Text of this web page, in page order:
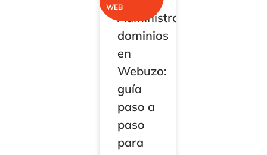
WEB
Administrar
dominios
en
Webuzo:
guía
paso a
paso
para